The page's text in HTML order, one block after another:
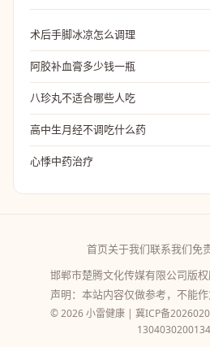
术后手脚冰凉怎么调理
阿胶补血膏多少钱一瓶
八珍丸不适合哪些人吃
高中生月经不调吃什么药
心悸中药治疗
首页关于我们联系我们免
邯郸市楚腾文化传媒有限公司版
声明：本站内容仅做参考，不能作
© 2026 小雷健康 | 冀ICP备